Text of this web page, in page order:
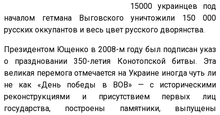
15000 украинцев под
началом гетмана Выговского уничтожили 150 000
русских оккупантов и весь цвет русского дворянства.
Президентом Ющенко в 2008-м году был подписан указ
о праздновании 350-летия Конотопской битвы. Эта
великая перемога отмечается на Украине иногда чуть ли
не как «День победы в ВОВ» — с историческими
реконструкциями и присутствием первых лиц
государства, построены памятники, выпущены